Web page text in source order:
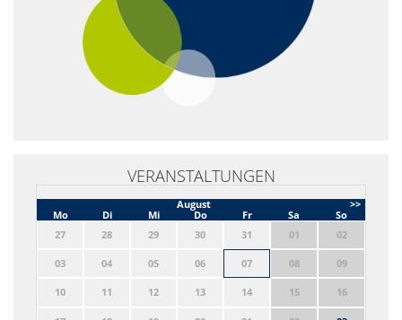
VERANSTALTUNGEN
>>
August
Mo
Di Mi Do Fr Sa
So
27
28 29 30 31 01 02
03 04 05 06 07 08 09
10 11 12 13 14 15 16